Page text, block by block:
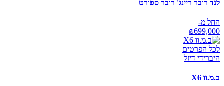
לנד רובר ריינג' רובר ספורט
החל מ-
₪699,000
לכל הפרטים
היברידי דיזל
ב.מ.וו X6